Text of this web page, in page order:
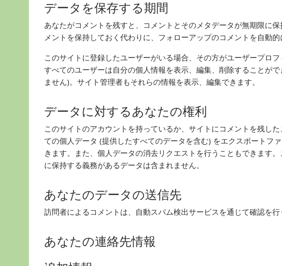
データを保存する期間
あなたがコメントを残すと、コメントとそのメタデータが無期限に
メントを保持しておく代わりに、フォローアップのコメントを自動
このサイトに登録したユーザーがいる場合、その方がユーザープロ
すべてのユーザーは自分の個人情報を表示、編集、削除することが
ません)。サイト管理者もそれらの情報を表示、編集できます。
データに対するあなたの権利
このサイトのアカウントを持っているか、サイトにコメントを残し
ての個人データ (提供したすべてのデータを含む) をエクスポートフ
きます。また、個人データの消去リクエストを行うこともできます
に保持する義務があるデータは含まれません。
あなたのデータの送信先
訪問者によるコメントは、自動スパム検出サービスを通じて確認を行
あなたの連絡先情報